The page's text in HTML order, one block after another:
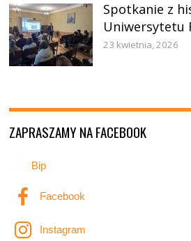
Spotkanie z
Uniwersytetu
23 kwietnia, 2026
ZAPRASZAMY NA FACEBOOK
Bip
Facebook
Instagram